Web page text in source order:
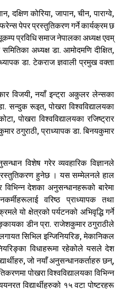
कोरिया, जापान, चीन, पाराग्वे,
पेपर प्रस्तुतिकरण गर्ने कार्यक्रम छ
प्रविधि समाज नेपालका अध्यक्ष एवम्
अध्यक्ष डा. आमोदमणि दीक्षित,
डा. टेकराज ज्ञवाली प्रमुख वक्ता
विजयी, नयाँ इन्ट्रा अकुलर लेन्सका
सन्दुक रूइत, पोखरा विश्वविद्यालयका
पोखरा विश्वविद्यालयका रजिष्ट्रार
ठगुराठी, प्राध्यापक डा. बिनयकुमार
विशेष गरेर व्यवहारिक विज्ञानले
प्रस्तुतिकरण हुनेछ । यस सम्मेलनले हाल
देशका अनुसन्धानहरूको बारेमा
वरिष्ठ प्राध्यापक तथा
यो क्षेत्रको पर्यटनको अभिवृद्धि गर्ने
डीन प्रा. राजेशकुमार ठगुराठीले
सिभिल इन्जिनियरिङ, मेकानिकल
विधाहरूमा रहेकोले यसले देश
जो नयाँ अनुसन्धानकर्ताहरु छन्,
पोखरा विश्वविद्यालयका विभिन्न
विद्यार्थीहरुको १५ वटा पोष्टरहरू